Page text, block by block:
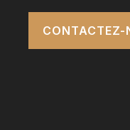
CONTACTEZ-